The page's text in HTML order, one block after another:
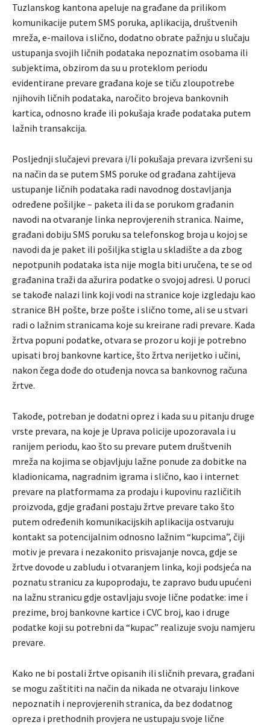
Tuzlanskog kantona apeluje na građane da prilikom
komunikacije putem SMS poruka, aplikacija, društvenih
mreža, e-mailova i slično, dodatno obrate pažnju u slučaju
ustupanja svojih ličnih podataka nepoznatim osobama ili
subjektima, obzirom da su u proteklom periodu
evidentirane prevare građana koje se tiču zloupotrebe
njihovih ličnih podataka, naročito brojeva bankovnih
kartica, odnosno krađe ili pokušaja krađe podataka putem
lažnih transakcija.
Posljednji slučajevi prevara i/li pokušaja prevara izvršeni su
na način da se putem SMS poruke od građana zahtijeva
ustupanje ličnih podataka radi navodnog dostavljanja
određene pošiljke – paketa ili da se porukom građanin
navodi na otvaranje linka neprovjerenih stranica. Naime,
građani dobiju SMS poruku sa telefonskog broja u kojoj se
navodi da je paket ili pošiljka stigla u skladište a da zbog
nepotpunih podataka ista nije mogla biti uručena, te se od
građanina traži da ažurira podatke o svojoj adresi. U poruci
se takođe nalazi link koji vodi na stranice koje izgledaju kao
stranice BH pošte, brze pošte i slično tome, ali se u stvari
radi o lažnim stranicama koje su kreirane radi prevare. Kada
žrtva popuni podatke, otvara se prozor u koji je potrebno
upisati broj bankovne kartice, što žrtva nerijetko i učini,
nakon čega dođe do otuđenja novca sa bankovnog računa
žrtve.
Takođe, potreban je dodatni oprez i kada su u pitanju druge
vrste prevara, na koje je Uprava policije upozoravala i u
ranijem periodu, kao što su prevare putem društvenih
mreža na kojima se objavljuju lažne ponude za dobitke na
kladionicama, nagradnim igrama i slično, kao i internet
prevare na platformama za prodaju i kupovinu različitih
proizvoda, gdje građani postaju žrtve prevare tako što
putem određenih komunikacijskih aplikacija ostvaruju
kontakt sa potencijalnim odnosno lažnim “kupcima”, čiji
motiv je prevara i nezakonito prisvajanje novca, gdje se
žrtve dovode u zabludu i otvaranjem linka, koji podsjeća na
poznatu stranicu za kupoprodaju, te zapravo budu upućeni
na lažnu stranicu gdje ostavljaju svoje lične podatke: ime i
prezime, broj bankovne kartice i CVC broj, kao i druge
podatke koji su potrebni da “kupac” realizuje svoju namjeru
prevare.
Kako ne bi postali žrtve opisanih ili sličnih prevara, građani
se mogu zaštititi na način da nikada ne otvaraju linkove
nepoznatih i neprovjerenih stranica, da bez dodatnog
opreza i prethodnih provjera ne ustupaju svoje lične